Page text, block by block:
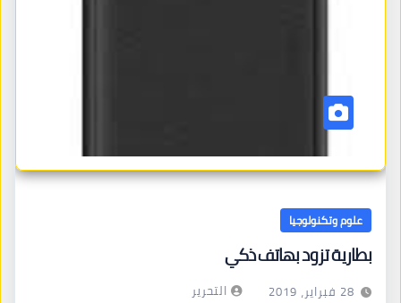
علوم وتكنولوجيا
بطارية تزود بهاتف ذكي
28 فبراير، 2019 التحرير